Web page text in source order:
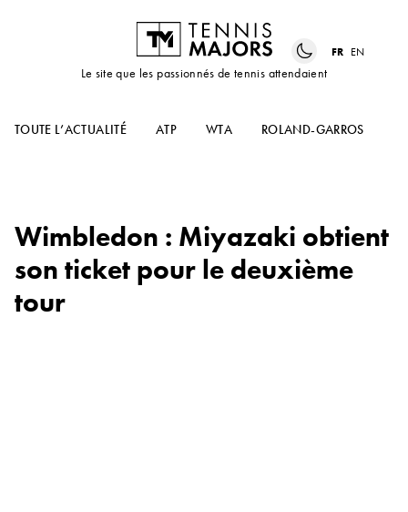
Le site que les passionnés de tennis attendaient
FR EN
TOUTE L’ACTUALITÉ ATP WTA ROLAND-GARROS
Wimbledon : Miyazaki obtient
son ticket pour le deuxième
tour